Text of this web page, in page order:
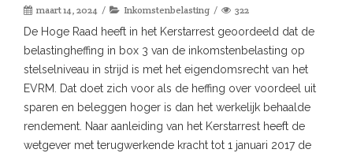
maart 14, 2024 Inkomstenbelasting 322
De Hoge Raad heeft in het Kerstarrest geoordeeld dat de
belastingheffing in box 3 van de inkomstenbelasting op
stelselniveau in strijd is met het eigendomsrecht van het
EVRM. Dat doet zich voor als de heffing over voordeel uit
sparen en beleggen hoger is dan het werkelijk behaalde
rendement. Naar aanleiding van het Kerstarrest heeft de
wetgever met terugwerkende kracht tot 1 januari 2017 de